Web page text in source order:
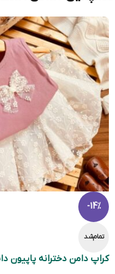
-14%
تمام‌شد
کراپ دامن دخترانه پاپیون